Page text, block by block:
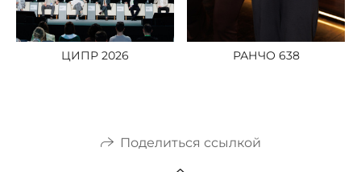
ЦИПР 2026 РАНЧО 638
Поделиться ссылкой